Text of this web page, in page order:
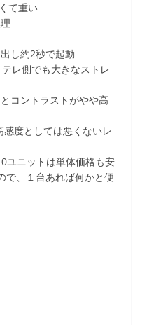
て重い
し約2秒で起動
レ側でも大きなストレ
コントラストがやや高
度としては悪くないレ
ユニットは単体価格も安
で、１台あれば何かと便